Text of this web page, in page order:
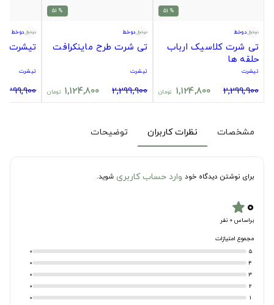
% 51
دوخط
تی شرت کلاسیک ارباب
حلقه ها
تیشرت
2,299,900
1,124,800 تومان
% 51
دوخط
تی شرت طرح ماینکرافت
تیشرت
2,299,900
1,124,800 تومان
دوخط
تیشرت
تیشرت
2,299,900
مشخصات نظرات کاربران توضیحات
برای نوشتن دیدگاه خود وارد حساب کاربری شوید.
۰star
براساس 0 نفر
مجموع امتیازات
5
0
4
0
3
0
2
0
1
0